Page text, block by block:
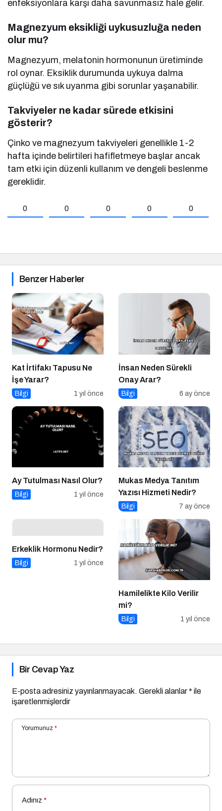
enfeksiyonlara karşı daha savunmasız hale gelir.
Magnezyum eksikliği uykusuzluğa neden
olur mu?
Magnezyum, melatonin hormonunun üretiminde
rol oynar. Eksiklik durumunda uykuya dalma
güçlüğü ve sık uyanma gibi sorunlar yaşanabilir.
Takviyeler ne kadar sürede etkisini
gösterir?
Çinko ve magnezyum takviyeleri genellikle 1-2
hafta içinde belirtileri hafifletmeye başlar ancak
tam etki için düzenli kullanım ve dengeli beslenme
gereklidir.
0 0 0 0 0
Benzer Haberler
Kat İrtifakı Tapusu Ne
İşe Yarar?
Bilgi 1 yıl önce
İnsan Neden Sürekli
Onay Arar?
Bilgi 6 ay önce
Ay Tutulması Nasıl Olur?
Bilgi 1 yıl önce
Mukas Medya Tanıtım
Yazısı Hizmeti Nedir?
Bilgi 7 ay önce
Erkeklik Hormonu Nedir?
Bilgi 1 yıl önce
Hamilelikte Kilo Verilir
mi?
Bilgi 1 yıl önce
Bir Cevap Yaz
E-posta adresiniz yayınlanmayacak. Gerekli alanlar* ile
işaretlenmişlerdir
Yorumunuz *
Adınız *